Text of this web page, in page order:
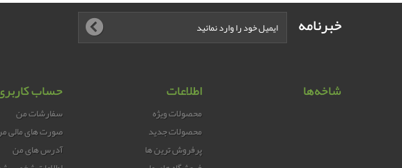
خبرنامه
شاخه‌ها اطلاعات
محصولات ویژه
محصولات جدید
پرفروش ترین‌ ها
حساب
سفارشات من
صورت های مالی
آدرس های من